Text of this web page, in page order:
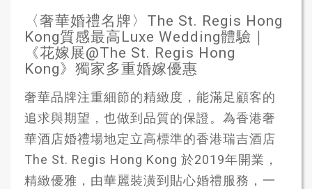
〈奢華婚禮名牌〉The St. Regis Hong
Kong質感最高Luxe Wedding體驗｜
《花嫁展@The St. Regis Hong
Kong》獨家多重婚嫁優惠
奢華品牌注重細節的精緻度，能滿足顧客的
追求與期望，也做到品質的保證。為香港奢
華酒店婚禮場地定立高標準的香港瑞吉酒店
The St. Regis Hong Kong 於2019年開業，
精緻優雅，由華麗裝潢到貼心婚禮服務，一